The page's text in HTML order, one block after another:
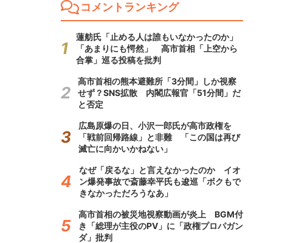
コメントランキング
蓮舫氏「止める人は誰もいなかったのか」
「あまりにも愕然」 高市首相「上空から
合掌」巡る投稿を批判
高市首相の熊本避難所「3分間」しか視察
せず？SNS拡散 内閣広報官「51分間」だ
と否定
広島原爆の日、小沢一郎氏が高市政権を
「戦前回帰路線」と非難 「この国は再び
滅亡に向かいかねない」
なぜ「戻るな」と言えなかったのか イオ
ン爆発事故で斎藤幸平氏も逡巡「ボクもで
きなかっただろうなあ」
高市首相の被災地視察動画が炎上 BGM付
き「総理が主役のPV」に「政権プロパガン
ダ」批判